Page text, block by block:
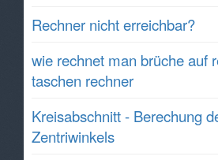
Rechner nicht erreichbar?
wie rechnet man brüche auf
taschen rechner
Kreisabschnitt - Berechung
Zentriwinkels